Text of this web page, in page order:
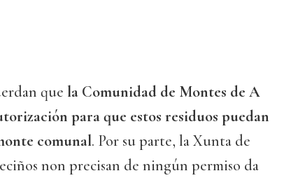
que la Comunidad de Montes de A
para que estos residuos puedan
comunal. Por su parte, la Xunta de
non precisan de ningún permiso da